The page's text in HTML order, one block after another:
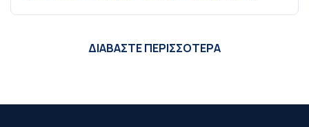
ΔΙΑΒΑΣΤΕ ΠΕΡΙΣΣΟΤΕΡΑ